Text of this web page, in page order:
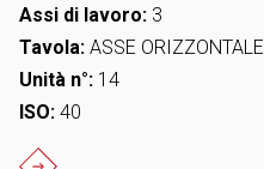
Assi di lavoro: 3
Tavola: ASSE ORIZZONTALE
Unità n°: 14
ISO: 40